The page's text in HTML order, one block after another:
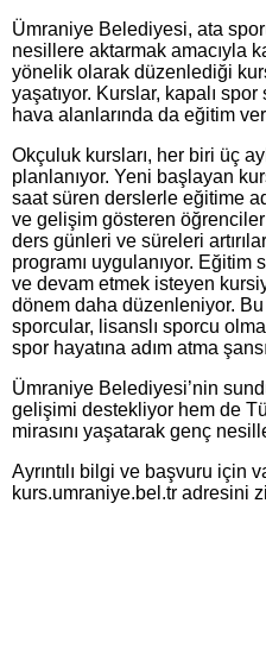
Ümraniye Belediyesi, ata
nesillere aktarmak amacıyla
yönelik olarak düzenlediği
yaşatıyor. Kurslar, kapalı spor
hava alanlarında da eğitim
Okçuluk kursları, her biri üç
planlanıyor. Yeni başlayan
saat süren derslerle eğitime
ve gelişim gösteren
ders günleri ve süreleri
programı uygulanıyor. Eğitim
ve devam etmek isteyen
dönem daha düzenleniyor.
sporcular, lisanslı sporcu
spor hayatına adım atma
Ümraniye Belediyesi’nin
gelişimi destekliyor hem de
mirasını yaşatarak genç
Ayrıntılı bilgi ve başvuru için
kurs.umraniye.bel.tr adresini